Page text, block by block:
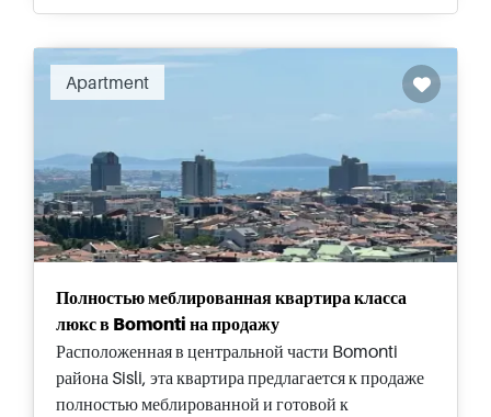
Apartment
Полностью меблированная квартира класса
люкс в Bomonti на продажу
Расположенная в центральной части Bomonti
района Sisli, эта квартира предлагается к продаже
полностью меблированной и готовой к